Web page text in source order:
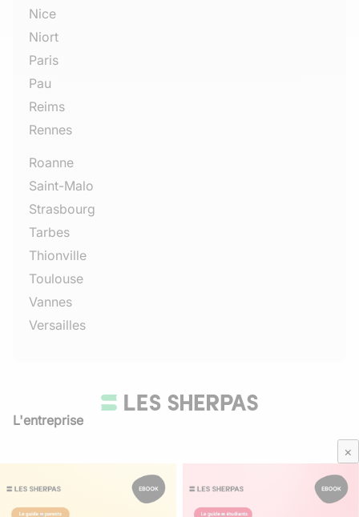
×
Nice
Niort
Paris
Pau
Reims
Rennes
Roanne
Saint-Malo
Strasbourg
Tarbes
Thionville
Toulouse
Vannes
Versailles
L'entreprise
Média Parents